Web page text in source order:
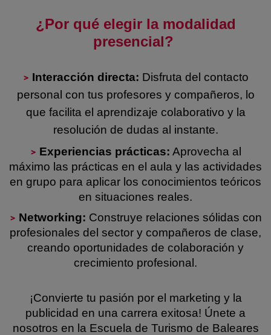
¿Por qué elegir la modalidad
presencial?
Interacción directa: Disfruta del contacto
personal con tus profesores y compañeros, lo
que facilita el aprendizaje colaborativo y la
resolución de dudas al instante.
Experiencias prácticas: Aprovecha al
máximo las prácticas en el aula y las actividades
en grupo para aplicar los conocimientos teóricos
en situaciones reales.
Networking: Construye relaciones sólidas con
profesionales del sector y compañeros de clase,
creando oportunidades de colaboración y
crecimiento profesional.
¡Convierte tu pasión por el marketing y la
publicidad en una carrera exitosa! Únete a
nosotros en la Escuela de Turismo de Baleares